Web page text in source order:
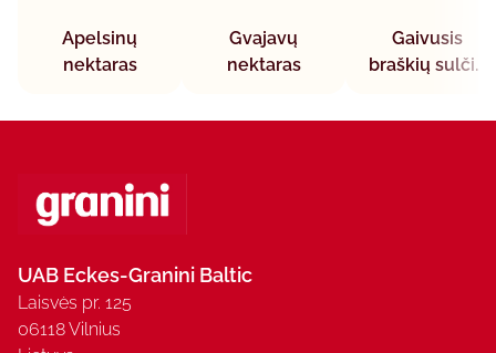
Apelsinų
nektaras
Gvajavų
nektaras
Gaivusis
braškių sulčių
UAB Eckes-Granini Baltic
Laisvės pr. 125
06118 Vilnius